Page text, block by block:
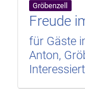
Gröbenzell
Freude
für Gäste
Anton,